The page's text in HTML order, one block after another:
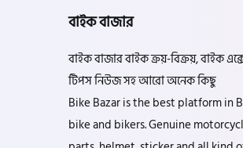
এপ্রিলিয়া (Aprilia)
বাইক বাজার
বাইক বাজার বাইক ক্রয়-বিক্রয়, বাইক
টিপস নিউজ সহ আরো অনেক কিছু
Bike Bazar is the best platform in
bike and bikers. Genuine